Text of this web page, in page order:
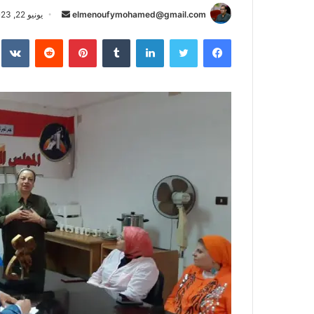
elmenoufymohamed@gmail.com
أرسل
إلكترونيا
يونيو 22, 2023
فيسبوك تويتر لينكدإن بينتيريست